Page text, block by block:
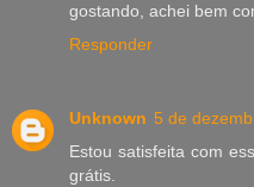
gostando, achei bem
Responder
Unknown 5 de
Estou satisfeita com
grátis.